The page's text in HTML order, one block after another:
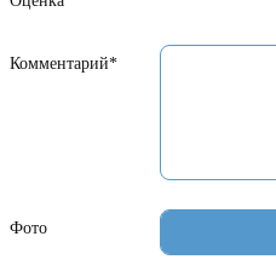
Комментарий*
Фото